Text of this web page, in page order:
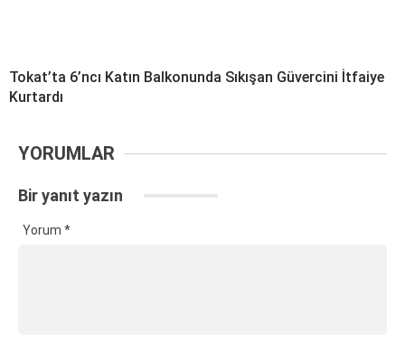
Tokat’ta 6’ncı Katın Balkonunda Sıkışan Güvercini İtfaiye
Kurtardı
YORUMLAR
Bir yanıt yazın
Yorum *